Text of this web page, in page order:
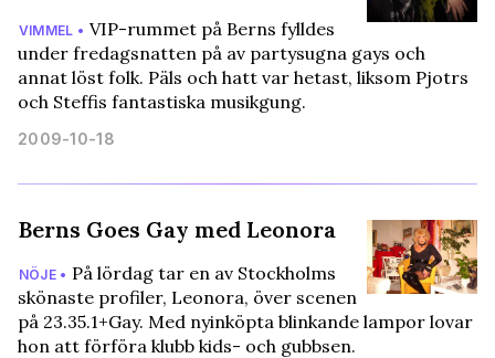
VIMMEL • VIP-rummet på Berns fylldes
under fredagsnatten på av partysugna gays och
annat löst folk. Päls och hatt var hetast, liksom Pjotrs
och Steffis fantastiska musikgung.
2009-10-18
Berns Goes Gay med Leonora
NÖJE • På lördag tar en av Stockholms
skönaste profiler, Leonora, över scenen
på 23.35.1+Gay. Med nyinköpta blinkande lampor lovar
hon att förföra klubb kids- och gubbsen.